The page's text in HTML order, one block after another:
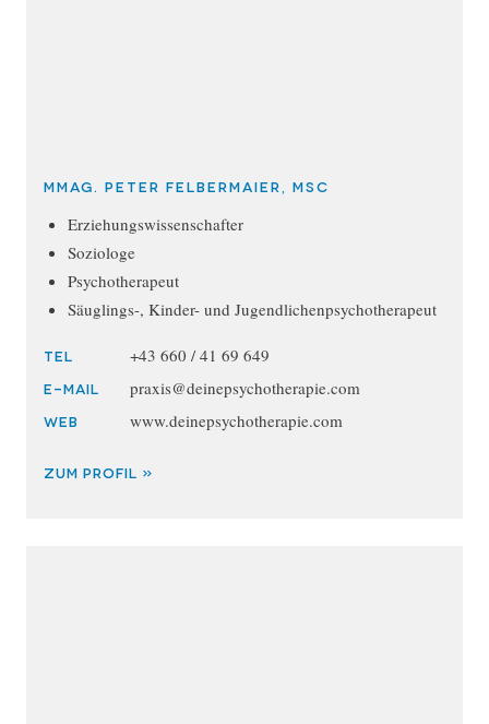
MMag. Peter Felbermaier, MSc
Erziehungswissenschafter
Soziologe
Psychotherapeut
Säuglings-, Kinder- und Jugendlichenpsychotherapeut
TEL +43 660 / 41 69 649
E-MAIL praxis@deinepsychotherapie.com
WEB www.deinepsychotherapie.com
ZUM PROFIL »